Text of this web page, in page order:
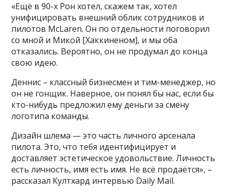
«Ещё в 90-х Рон хотел, скажем так, хотел
унифицировать внешний облик сотрудников и
пилотов McLaren. Он по отдельности поговорил
со мной и Микой [Хаккиненом], и мы оба
отказались. Вероятно, он не продумал до конца
свою идею.
Деннис – классный бизнесмен и тим-менеджер, но
он не гонщик. Наверное, он понял бы нас, если бы
кто-нибудь предложил ему деньги за смену
логотипа команды.
Дизайн шлема — это часть личного арсенала
пилота. Это, что тебя идентифицирует и
доставляет эстетическое удовольствие. Личность
есть личность, имя есть имя. Не всё продаётся», –
рассказал Култхард интервью Daily Mail.